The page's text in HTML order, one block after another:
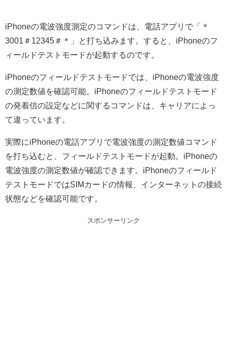
iPhoneの電波強度測定のコマンドは、電話アプリで「＊
3001＃12345＃＊」と打ち込みます。すると、iPhoneのフ
ィールドテストモードが起動するのです。
iPhoneのフィールドテストモードでは、iPhoneの電波強度
の測定数値を確認可能。iPhoneのフィールドテストモード
の発着信の設定などに関するコマンドは、キャリアによっ
て違っています。
実際にiPhoneの電話アプリで電波強度の測定数値コマンド
を打ち込むと、フィールドテストモードが起動。iPhoneの
電波強度の測定数値が確認できます。iPhoneのフィールド
テストモードではSIMカードの情報、インターネットの接続
状態などを確認可能です。
スポンサーリンク